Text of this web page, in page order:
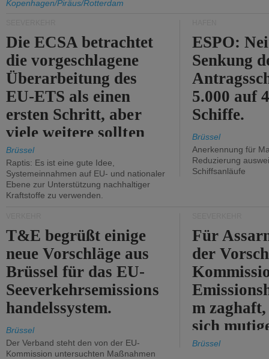
Kritik.
Kopenhagen/Piräus/Rotterdam
Die ECSA betrachtet
die vorgeschlagene
Überarbeitung des
EU-ETS als einen
ersten Schritt, aber
viele weitere sollten
folgen.
Brüssel
Raptis: Es ist eine gute Idee,
Systemeinnahmen auf EU- und nationaler
Ebene zur Unterstützung nachhaltiger
Kraftstoffe zu verwenden.
ESPO:
Senkung
5.000 auf
Schiffe.
Brüssel
Anerkennung für
Reduzierung
Schiffsanläufe
T&E begrüßt einige
neue Vorschläge aus
Brüssel für das EU-
Seeverkehrsemissions
handelssystem.
Brüssel
Der Verband steht den von der EU-
Kommission untersuchten Maßnahmen
Für
der
m
sich
Brüssel